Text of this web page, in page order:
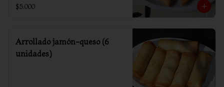
$5.000
Arrollado jamón-queso (6
unidades)